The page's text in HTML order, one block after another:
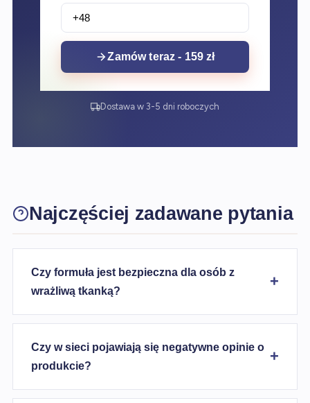
Zamów teraz - 159 zł
Dostawa w 3-5 dni roboczych
Najczęściej zadawane pytania
Czy formuła jest bezpieczna dla osób z
wrażliwą tkanką?
Czy w sieci pojawiają się negatywne opinie o
produkcie?